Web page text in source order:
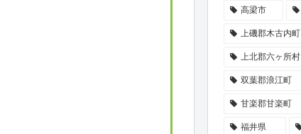
高梁市
上磯郡木古内町
上北郡六ヶ所村
双葉郡浪江町
甘楽郡甘楽町
福井県